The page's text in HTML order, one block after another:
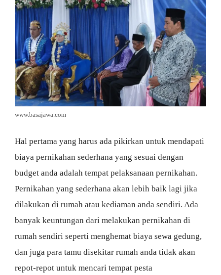
www.basajawa.com
Hal pertama yang harus ada pikirkan untuk mendapati
biaya pernikahan sederhana yang sesuai dengan
budget anda adalah tempat pelaksanaan pernikahan.
Pernikahan yang sederhana akan lebih baik lagi jika
dilakukan di rumah atau kediaman anda sendiri. Ada
banyak keuntungan dari melakukan pernikahan di
rumah sendiri seperti menghemat biaya sewa gedung,
dan juga para tamu disekitar rumah anda tidak akan
repot-repot untuk mencari tempat pesta